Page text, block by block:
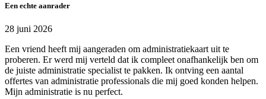
Een echte aanrader
28 juni 2026
Een vriend heeft mij aangeraden om administratiekaart uit te
proberen. Er werd mij verteld dat ik compleet onafhankelijk ben om
de juiste administratie specialist te pakken. Ik ontving een aantal
offertes van administratie professionals die mij goed konden helpen.
Mijn administratie is nu perfect.